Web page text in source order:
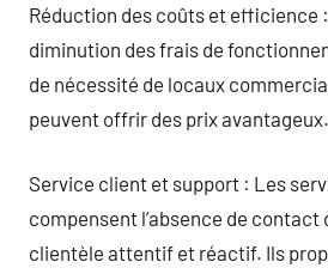
Réduction des coûts et efficience
diminution des frais de
de nécessité de locaux
peuvent offrir des prix avantageux.
Service client et support : Les
compensent l’absence de
clientèle attentif et réactif. Ils